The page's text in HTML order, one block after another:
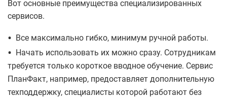
Вот основные преимущества специализированных
сервисов.
• Все максимально гибко, минимум ручной работы.
• Начать использовать их можно сразу. Сотрудникам
требуется только короткое вводное обучение. Сервис
ПланФакт, например, предоставляет дополнительную
техподдержку, специалисты которой работают без